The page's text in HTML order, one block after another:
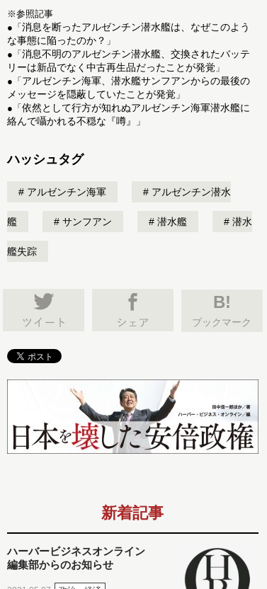
※参照記事
●「消息を断ったアルゼンチン潜水艦は、なぜこのよう
な事態に陥ったのか？ 」
●「消息不明のアルゼンチン潜水艦、交換されたバッテ
リーは新品でなく中古再生品だったことが発覚 」
●「アルゼンチン海軍、潜水艦サンフアンからの最後の
メッセージを隠蔽していたことが発覚 」
●「依然として行方が知れぬアルゼンチン海軍潜水艦に
絡んで囁かれる不穏な『噂』
」
ハッシュタグ
アルゼンチン海軍 アルゼンチン潜水
艦 サンフアン 潜水艦 潜水
艦失踪
B!
ブックマーク
新着記事
ハーバービジネスオンライン
編集部からのお知らせ